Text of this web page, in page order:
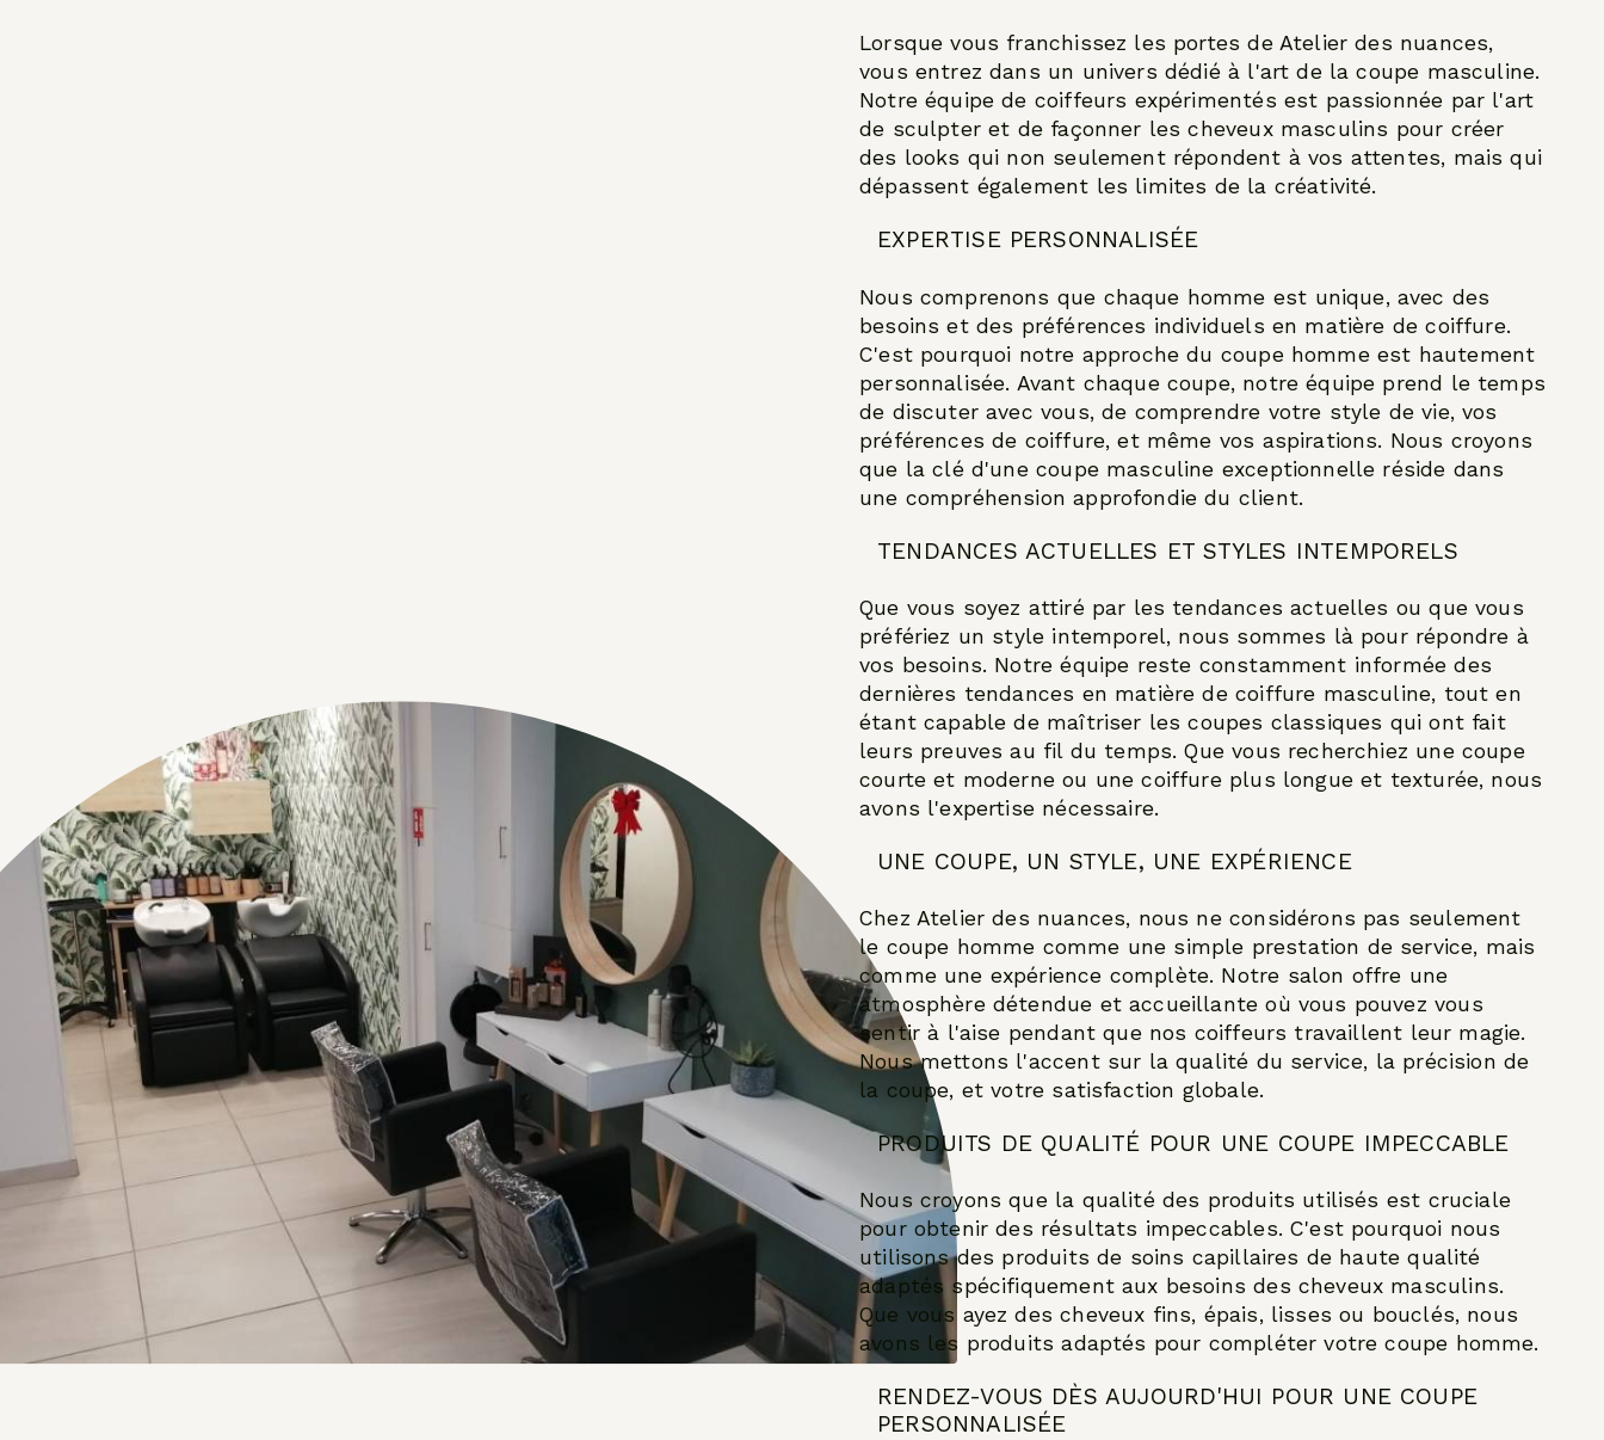
Lorsque vous franchissez les portes de Atelier des nuances,
vous entrez dans un univers dédié à l'art de la coupe masculine.
Notre équipe de coiffeurs expérimentés est passionnée par l'art
de sculpter et de façonner les cheveux masculins pour créer
des looks qui non seulement répondent à vos attentes, mais qui
dépassent également les limites de la créativité.
EXPERTISE PERSONNALISÉE
Nous comprenons que chaque homme est unique, avec des
besoins et des préférences individuels en matière de coiffure.
C'est pourquoi notre approche du coupe homme est hautement
personnalisée. Avant chaque coupe, notre équipe prend le temps
de discuter avec vous, de comprendre votre style de vie, vos
préférences de coiffure, et même vos aspirations. Nous croyons
que la clé d'une coupe masculine exceptionnelle réside dans
une compréhension approfondie du client.
TENDANCES ACTUELLES ET STYLES INTEMPORELS
Que vous soyez attiré par les tendances actuelles ou que vous
préfériez un style intemporel, nous sommes là pour répondre à
vos besoins. Notre équipe reste constamment informée des
dernières tendances en matière de coiffure masculine, tout en
étant capable de maîtriser les coupes classiques qui ont fait
leurs preuves au fil du temps. Que vous recherchiez une coupe
courte et moderne ou une coiffure plus longue et texturée, nous
avons l'expertise nécessaire.
UNE COUPE, UN STYLE, UNE EXPÉRIENCE
Chez Atelier des nuances, nous ne considérons pas seulement
le coupe homme comme une simple prestation de service, mais
comme une expérience complète. Notre salon offre une
atmosphère détendue et accueillante où vous pouvez vous
sentir à l'aise pendant que nos coiffeurs travaillent leur magie.
Nous mettons l'accent sur la qualité du service, la précision de
la coupe, et votre satisfaction globale.
PRODUITS DE QUALITÉ POUR UNE COUPE IMPECCABLE
Nous croyons que la qualité des produits utilisés est cruciale
pour obtenir des résultats impeccables. C'est pourquoi nous
utilisons des produits de soins capillaires de haute qualité
adaptés spécifiquement aux besoins des cheveux masculins.
Que vous ayez des cheveux fins, épais, lisses ou bouclés, nous
avons les produits adaptés pour compléter votre coupe homme.
RENDEZ-VOUS DÈS AUJOURD'HUI POUR UNE COUPE
PERSONNALISÉE